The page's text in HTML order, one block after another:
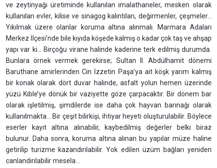
ve zeytinyağı üretiminde kullanılan imalathaneler, mesken olarak
kullanılan evler, kilise ve sinagog kalıntıları, değirmenler, çeşmeler...
Yıkılmak üzere olanlar koruma altına alınmalı. Marmara Adaları
Merkez İlçesi’nde bile kıyıda köşede kalmış o kadar çok taş ve ahşap
yapı var ki... Birçoğu virane halinde kaderine terk edilmiş durumda.
Bunlara örnek vermek gerekirse; Sultan II. Abdülhamit dönemi
Baruthane amirlerinden Cin İzzetin Paşa’ya ait köşk yarım kalmış
bir konak olarak dört duvar halinde, asfalt yolun hemen üzerinde
yüzü Kıble’ye dönük bir vaziyette göze çarpacaktır. Bir dönem bar
olarak işletilmiş, şimdilerde ise daha çok hayvan barınağı olarak
kullanılmakta... Bir çeşit bilirkişi, ihtiyar heyeti oluşturulabilir. Böylece
eserler kayıt altına alınabilir, kaybedilmiş değerler belki biraz
bulunur. Daha sonra, koruma altına alınan bu yapılar müze haline
getirilip turizme kazandırılabilir. Yok edilen üzüm bağları yeniden
canlandırılabilir mesela...